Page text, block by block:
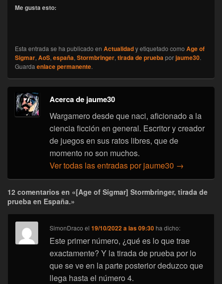
Me gusta esto:
Esta entrada se ha publicado en Actualidady etiquetado como Age of
Sigmar, AoS, españa, Stormbringer, tirada de pruebaporjaume30.
Guarda enlace permanente.
Acerca de jaume30
Wargamero desde que naci, aficionado a la
ciencia ficción en general. Escritor y creador
de juegos en sus ratos libres, que de
momento no son muchos.
Ver todas las entradas por jaume30 →
12 comentarios en «[Age of Sigmar] Stormbringer, tirada de
prueba en España.»
SimonDraco el19/10/2022 a las 09:30 ha dicho:
Este primer número, ¿qué es lo que trae
exactamente? Y la tirada de prueba por lo
que se ve en la parte posterior deduzco que
llega hasta el número 4.